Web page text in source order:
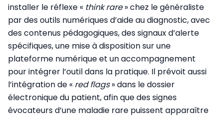
installer le réflexe « think rare» chez le généraliste
par des outils numériques d’aide au diagnostic, avec
des contenus pédagogiques, des signaux d’alerte
spécifiques, une mise à disposition sur une
plateforme numérique et un accompagnement
pour intégrer l’outil dans la pratique. Il prévoit aussi
l’intégration de « red flags» dans le dossier
électronique du patient, afin que des signes
évocateurs d’une maladie rare puissent apparaître